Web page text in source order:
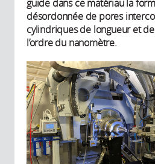
guide dans ce matériau la
désordonnée de pores
cylindriques de longueur et
l’ordre du nanomètre.